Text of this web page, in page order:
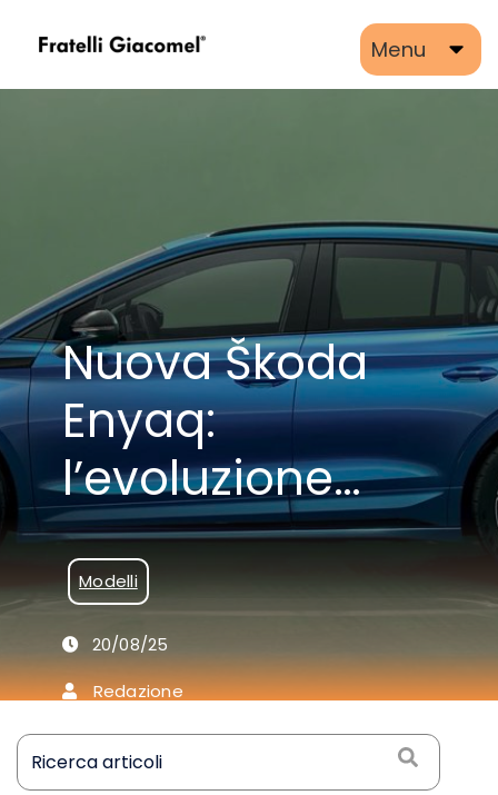
Menu
Nuova Škoda
Enyaq:
l’evoluzione
elettrica
secondo
Škoda
Modelli
20/08/25
Redazione